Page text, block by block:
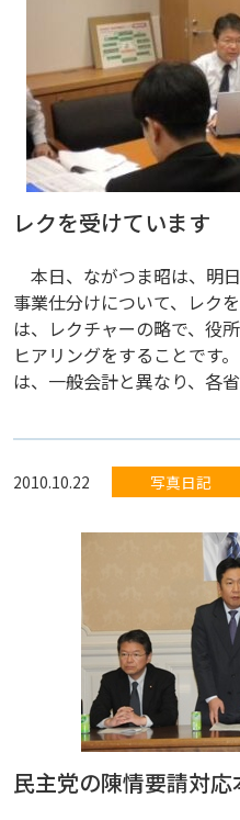
レクを受けています
本日、ながつま昭は、明
事業仕分けについて、レク
は、レクチャーの略で、役
ヒアリングをすることで
は、一般会計と異なり、各
2010.10.22 写真日記
民主党の陳情要請対